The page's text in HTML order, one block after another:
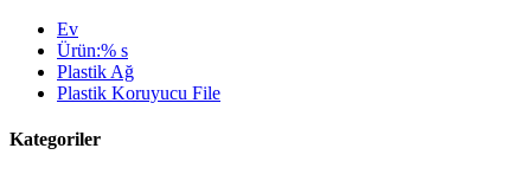
Ev
Ürün:% s
Plastik Ağ
Plastik Koruyucu File
Kategoriler